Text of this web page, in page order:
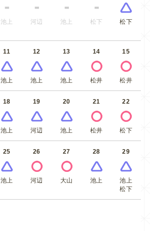
池上 河辺 池上 松下 松下
11
池上
12
池上
13
池上
14
松井
15
松井
18
池上
19
河辺
20
池上
21
松井
22
松下
25
池上
26
河辺
27
大山
28
池上
29
池上
松下